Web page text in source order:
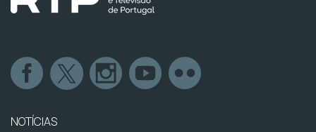
NOTÍCIAS